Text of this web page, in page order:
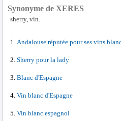
Synonyme de XERES
sherry, vin.
Andalouse réputée pour ses vins
Sherry pour la lady
Blanc d'Espagne
Vin blanc d'Espagne
Vin blanc espagnol